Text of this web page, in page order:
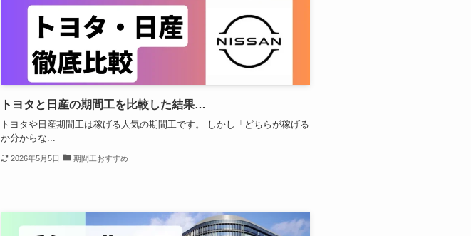
トヨタと日産の期間工を比較した結果…
トヨタや日産期間工は稼げる人気の期間工です。 しかし「どちらが稼げる
か分からな...
2026年5月5日 期間工おすすめ